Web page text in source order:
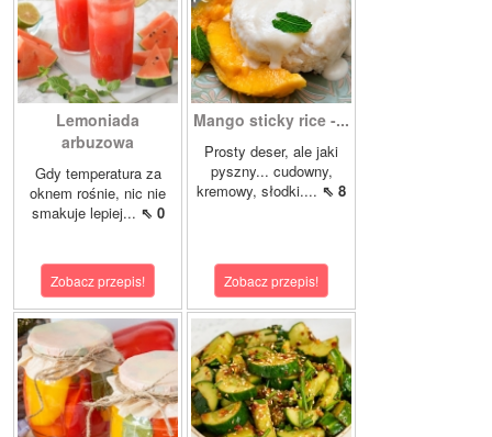
Lemoniada
arbuzowa
Gdy temperatura za
oknem rośnie, nic nie
smakuje lepiej... ⇖ 0
Zobacz przepis!
Mango sticky rice -...
Prosty deser, ale jaki
pyszny... cudowny,
kremowy, słodki.... ⇖ 8
Zobacz przepis!